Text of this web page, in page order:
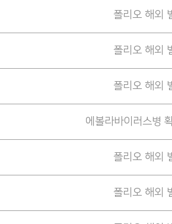
폴리오 해외
폴리오 해외
폴리오 해외
에볼라바이러스병
폴리오 해외
폴리오 해외